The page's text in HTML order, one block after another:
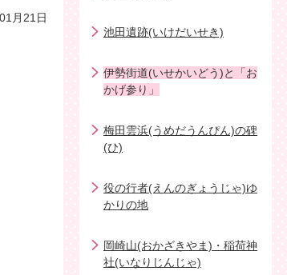
月21日
池田遺跡(いけだいせき)
伊勢街道(いせかいどう)と「お
かげ参り」
梅田雲浜(うめだうんぴん)の碑
(ひ)
役の行者(えんのぎょうじゃ)ゆ
かりの地
岡崎山(おかざきやま)・稲荷神
社(いなりじんじゃ)